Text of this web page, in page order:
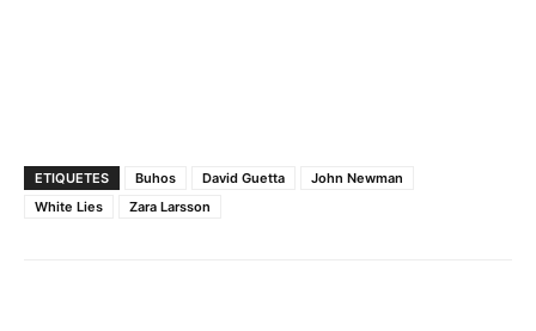
ETIQUETES Buhos David Guetta
John Newman
White Lies
Zara Larsson